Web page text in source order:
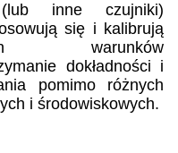
inne czujniki)
się i kalibrują
warunków
dokładności i
pomimo różnych
i środowiskowych.